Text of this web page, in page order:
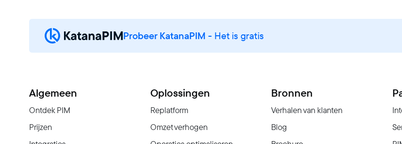
Probeer KatanaPIM - Het is gratis
Algemeen
Ontdek PIM
Prijzen
Oplossingen
Replatform
Omzet verhogen
Bronnen
Verhalen van klanten
Blog